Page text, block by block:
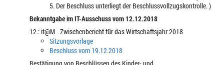
5. Der Beschluss unterliegt der Beschlussvollzugskontrolle. ￹)
Bekanntgabe im IT-Ausschuss vom 12.12.2018
12.: it@M - Zwischenbericht für das Wirtschaftsjahr 2018
Sitzungsvorlage
Beschluss vom 19.12.2018